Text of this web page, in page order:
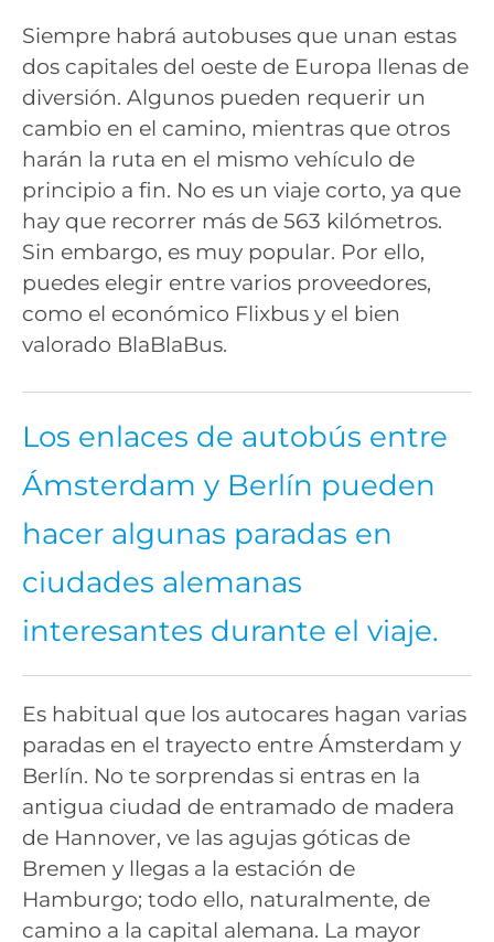
Siempre habrá autobuses que unan estas
dos capitales del oeste de Europa llenas de
diversión. Algunos pueden requerir un
cambio en el camino, mientras que otros
harán la ruta en el mismo vehículo de
principio a fin. No es un viaje corto, ya que
hay que recorrer más de 563 kilómetros.
Sin embargo, es muy popular. Por ello,
puedes elegir entre varios proveedores,
como el económico Flixbus y el bien
valorado BlaBlaBus.
Los enlaces de autobús entre
Ámsterdam y Berlín pueden
hacer algunas paradas en
ciudades alemanas
interesantes durante el viaje.
Es habitual que los autocares hagan varias
paradas en el trayecto entre Ámsterdam y
Berlín. No te sorprendas si entras en la
antigua ciudad de entramado de madera
de Hannover, ve las agujas góticas de
Bremen y llegas a la estación de
Hamburgo; todo ello, naturalmente, de
camino a la capital alemana. La mayor